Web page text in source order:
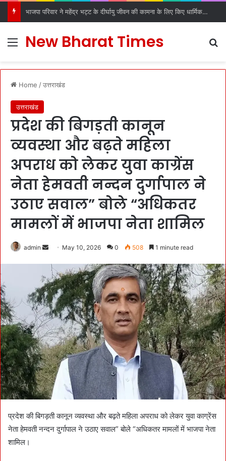
भाजपा परिवार ने महेंद्र भट्ट के दीर्घायु जीवन की कामना के लिए किए धार्मिक अनुष्ठान
Menu
New Bharat Times
Home /उत्तराखंड
उत्तराखंड
प्रदेश की बिगड़ती कानून
व्यवस्था और बढ़ते महिला
अपराध को लेकर युवा काग्रेंस
नेता हेमवती नन्दन दुर्गापाल ने
उठाए सवाल” बोले “अधिकतर
मामलों में भाजपा नेता शामिल
admin
n
d
n
e
m
a
i
l
May 10, 2026 0 508 1 minute read
प्रदेश की बिगड़ती कानून व्यवस्था और बढ़ते महिला अपराध को लेकर युवा काग्रेंस
नेता हेमवती नन्दन दुर्गापाल ने उठाए सवाल” बोले “अधिकतर मामलों में भाजपा नेता
शामिल।